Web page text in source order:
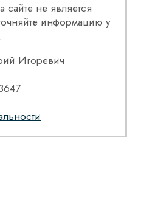
не является
информацию у
Игоревич